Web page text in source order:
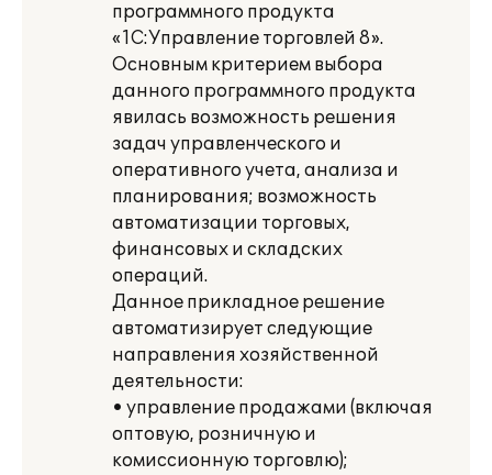
программного продукта
«1С:Управление торговлей 8».
Основным критерием выбора
данного программного продукта
явилась возможность решения
задач управленческого и
оперативного учета, анализа и
планирования; возможность
автоматизации торговых,
финансовых и складских
операций.
Данное прикладное решение
автоматизирует следующие
направления хозяйственной
деятельности:
• управление продажами (включая
оптовую, розничную и
комиссионную торговлю);